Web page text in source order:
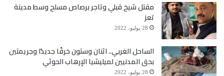
مقتل شيخ قبلي وتاجر برصاص مسلح وسط مدينة
تعز
28 يوليو، 2022
الساحل الغربي.. اثنان وستون خرقًا جديدًا وجريمتين
بحق المدنيين لميليشيا الإرهاب الحوثي
28 يوليو، 2022